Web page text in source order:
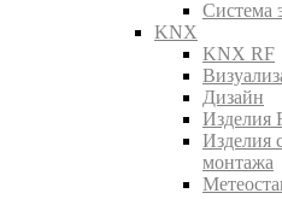
Система
KNX
KNX RF
Дизайн
Изделия
Изделия
монтажа